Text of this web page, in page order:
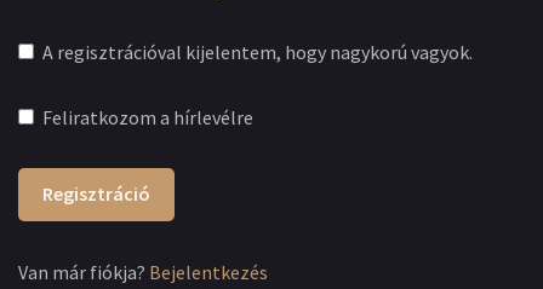
A regisztrációval kijelentem, hogy nagykorú vagyok.
Feliratkozom a hírlevélre
Regisztráció
Van már fiókja? Bejelentkezés